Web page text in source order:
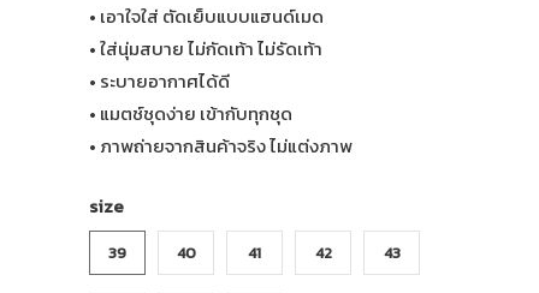
• เอาใจใส่ ตัดเย็บแบบแฮนด์เมด
• ใส่นุ่มสบาย ไม่กัดเท้า ไม่รัดเท้า
• ระบายอากาศได้ดี
• แมตช์ชุดง่าย เข้ากับทุกชุด
• ภาพถ่ายจากสินค้าจริง ไม่แต่งภาพ
size
39 40 41 42 43